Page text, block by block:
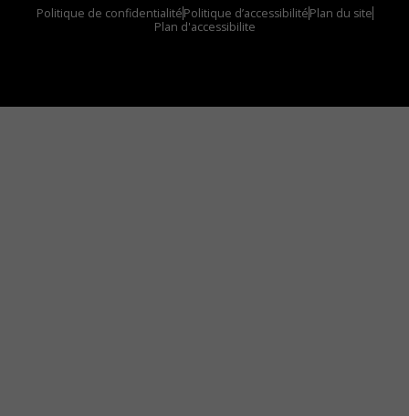
Politique de confidentialitéPolitique d’accessibilitéPlan du site
Plan d'accessibilite